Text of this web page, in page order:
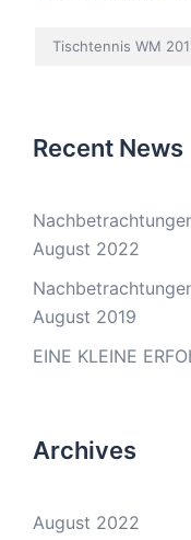
Tischtennis WM
Recent News
August 2022
August 2019
EINE KLEINE
Archives
August 2022